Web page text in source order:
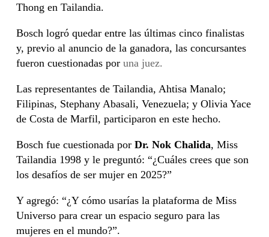
Thong en Tailandia.
Bosch logró quedar entre las últimas cinco finalistas
y, previo al anuncio de la ganadora, las concursantes
fueron cuestionadas por una juez.
Las representantes de Tailandia, Ahtisa Manalo;
Filipinas, Stephany Abasali, Venezuela; y Olivia Yace
de Costa de Marfil, participaron en este hecho.
Bosch fue cuestionada por Dr. Nok Chalida, Miss
Tailandia 1998 y le preguntó: “¿Cuáles crees que son
los desafíos de ser mujer en 2025?”
Y agregó: “¿Y cómo usarías la plataforma de Miss
Universo para crear un espacio seguro para las
mujeres en el mundo?”.